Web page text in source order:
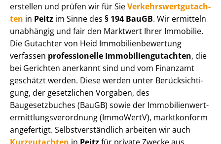
erstellen und prüfen wir für SieVer­kehrs­wert­gut­ach­
ten in Peitz im Sinne des § 194 BauGB. Wir ermitteln
unabhängig und fair den Marktwert Ihrer Immobilie.
Die Gutachter von Heid Im­mo­bi­li­en­be­wer­tung
verfassen professionelle Im­mo­bi­li­en­gut­ach­ten, die
bei Gerichten anerkannt sind und vom Finanzamt
geschätzt werden. Diese werden unter Be­rück­sich­ti­
gung, der gesetzlichen Vorgaben, des
Baugesetzbuches (BauGB) sowie der Im­mo­bi­li­en­wert­
ermitt­lungs­ver­ord­nung (ImmoWertV), marktkonform
angefertigt. Selbst­ver­ständ­lich arbeiten wir auch